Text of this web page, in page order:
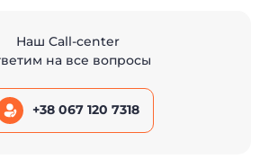
Наш Call-center
на все вопросы
+38 067 120 7318